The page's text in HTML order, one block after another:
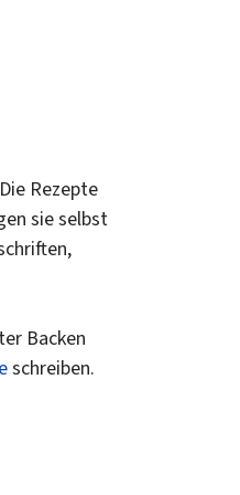
Rezepte
sie selbst
Backen
schreiben.